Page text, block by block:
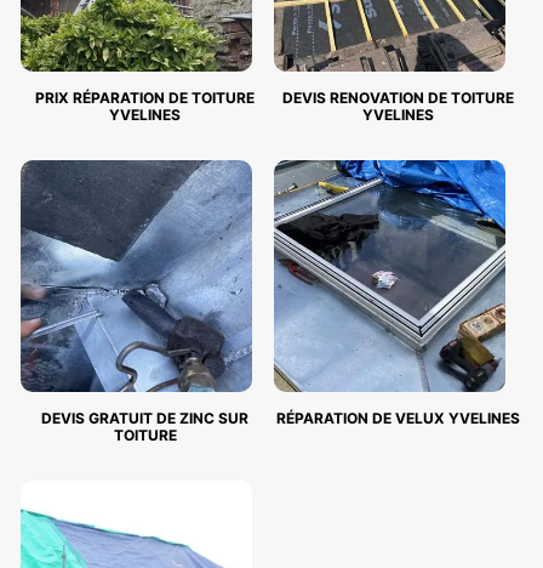
PRIX RÉPARATION DE TOITURE
YVELINES
DEVIS RENOVATION DE TOITURE
YVELINES
DEVIS GRATUIT DE ZINC SUR
TOITURE
RÉPARATION DE VELUX YVELINES